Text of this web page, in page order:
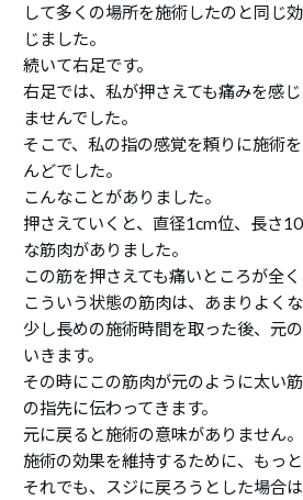
して多くの場所を施術したのと同じ
じました。
続いて右足です。
右足では、私が押さえても痛みを感
ませんでした。
そこで、私の指の感覚を頼りに施術
んどでした。
こんなことがありました。
押さえていくと、直径1cm位、長さ
な筋肉がありました。
この筋を押さえても痛いところが全く
こういう状態の筋肉は、あまりよく
少し長めの施術時間を取った後、元
いきます。
その時にこの筋肉が元のように太い
の指先に伝わってきます。
元に戻ると施術の意味がありません。
施術の効果を維持するために、もっと
それでも、スジに戻ろうとした場合